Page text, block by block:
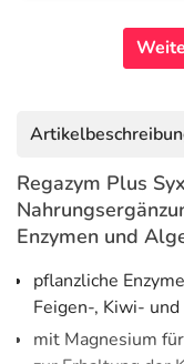
Regazym Plus
Enzymen und
pflanzliche
Feigen-, Kiwi-
mit Magnesium